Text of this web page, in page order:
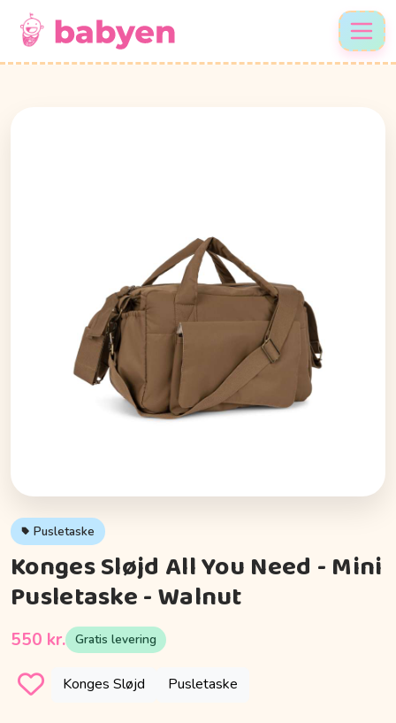
Pusletaske
Konges Sløjd All You Need - Mini
Pusletaske - Walnut
550 kr. Gratis levering
Konges Sløjd Pusletaske